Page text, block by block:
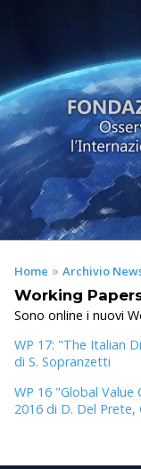
Home » Archivio
Working
Sono online i nuovi
WP 17: "The Italian
di S. Sopranzetti
WP 16 "Global
2016 di D. Del Prete,